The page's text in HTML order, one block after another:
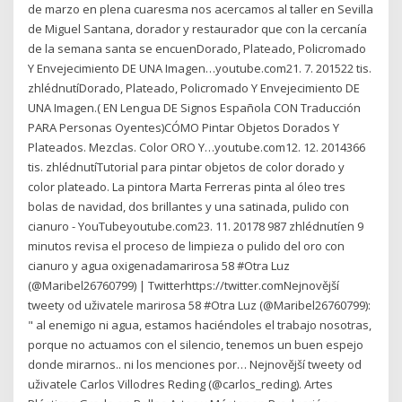
de marzo en plena cuaresma nos acercamos al taller en Sevilla
de Miguel Santana, dorador y restaurador que con la cercanía
de la semana santa se encuenDorado, Plateado, Policromado
Y Envejecimiento DE UNA Imagen…youtube.com21. 7. 201522 tis.
zhlédnutíDorado, Plateado, Policromado Y Envejecimiento DE
UNA Imagen.( EN Lengua DE Signos Española CON Traducción
PARA Personas Oyentes)CÓMO Pintar Objetos Dorados Y
Plateados. Mezclas. Color ORO Y…youtube.com12. 12. 2014366
tis. zhlédnutíTutorial para pintar objetos de color dorado y
color plateado. La pintora Marta Ferreras pinta al óleo tres
bolas de navidad, dos brillantes y una satinada, pulido con
cianuro - YouTubeyoutube.com23. 11. 20178 987 zhlédnutíen 9
minutos revisa el proceso de limpieza o pulido del oro con
cianuro y agua oxigenadamarirosa 58 #Otra Luz
(@Maribel26760799) | Twitterhttps://twitter.comNejnovější
tweety od uživatele marirosa 58 #Otra Luz (@Maribel26760799):
" al enemigo ni agua, estamos haciéndoles el trabajo nosotras,
porque no actuamos con el silencio, tenemos un buen espejo
donde mirarnos.. ni los menciones por… Nejnovější tweety od
uživatele Carlos Villodres Reding (@carlos_reding). Artes